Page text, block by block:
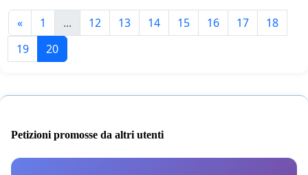
« 1 ... 12 13 14 15 16 17
18
19
20
Petizioni promosse da altri utenti